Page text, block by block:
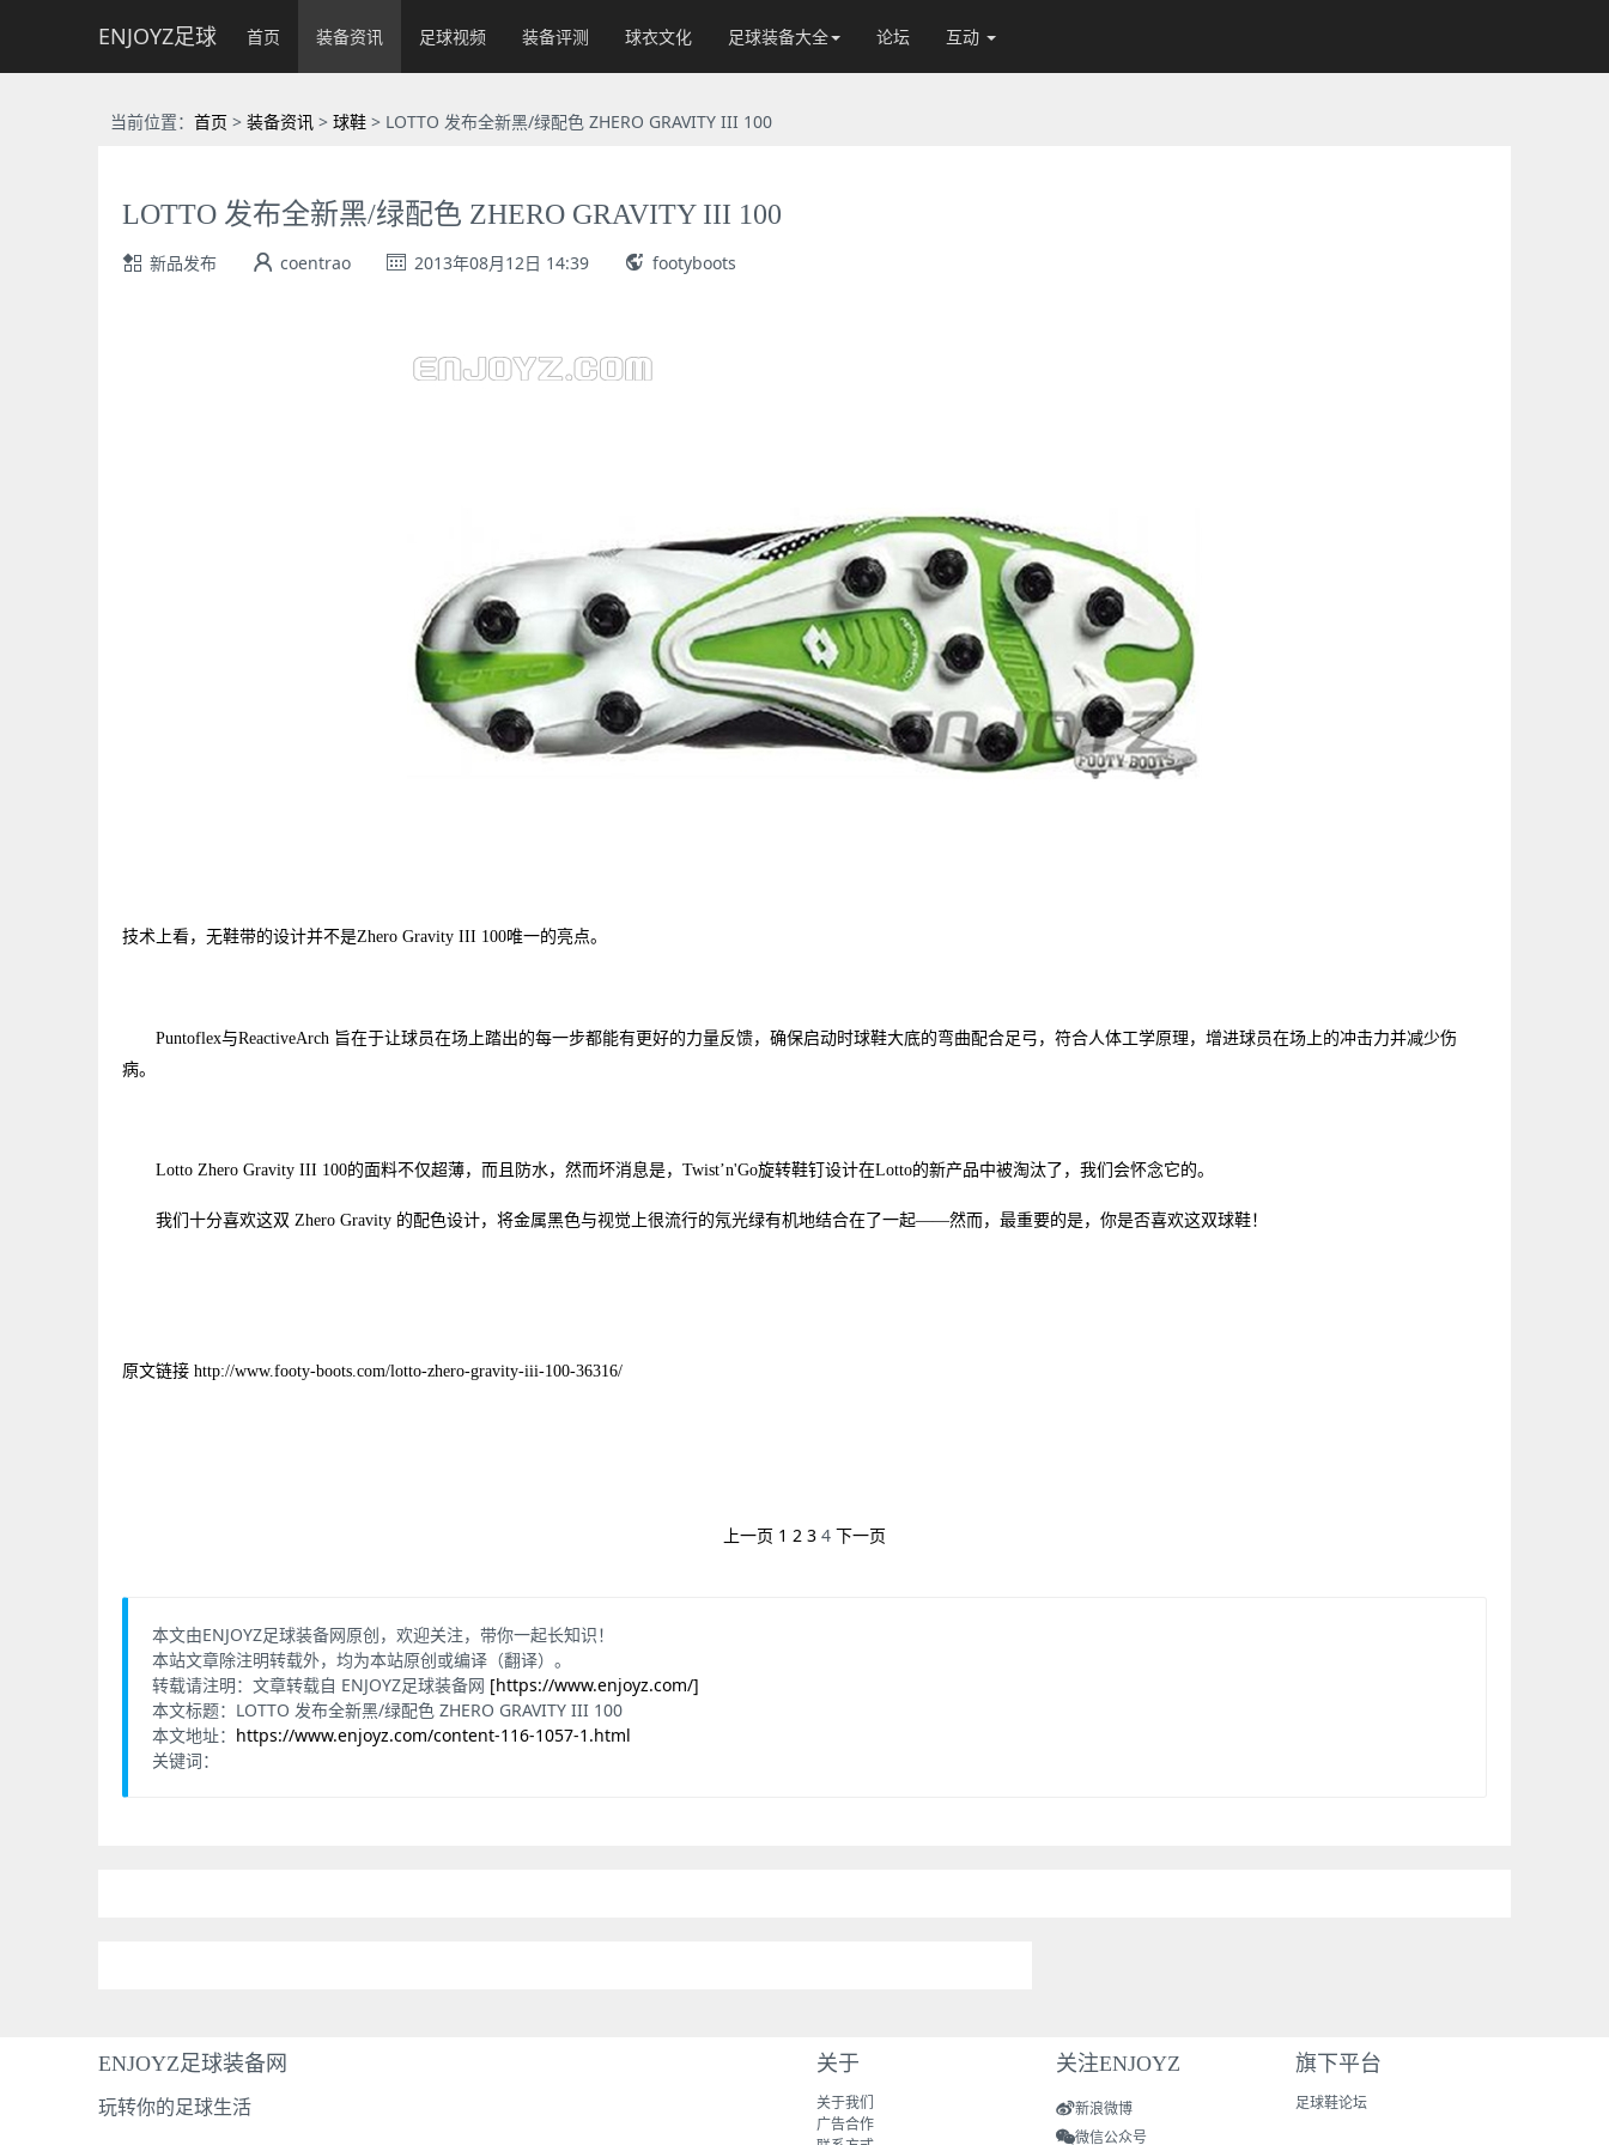
ENJOYZ足球 首页 装备资讯 足球视频 装备评测 球衣文化 足球装备大全 论坛 互动
当前位置： 首页 > 装备资讯 > 球鞋 > LOTTO 发布全新黑/绿配色 ZHERO GRAVITY III 100
LOTTO 发布全新黑/绿配色 ZHERO GRAVITY III 100
新品发布 coentrao 2013年08月12日 14:39 footyboots
技术上看，无鞋带的设计并不是Zhero Gravity III 100唯一的亮点。
Puntoflex与ReactiveArch 旨在于让球员在场上踏出的每一步都能有更好的力量反馈，确保启动时球鞋大底的弯曲配合足弓，符合人体工学原理，增进球员在场上的冲击力并减少伤
病。
Lotto Zhero Gravity III 100的面料不仅超薄，而且防水，然而坏消息是，Twist’n'Go旋转鞋钉设计在Lotto的新产品中被淘汰了，我们会怀念它的。
我们十分喜欢这双 Zhero Gravity 的配色设计，将金属黑色与视觉上很流行的氖光绿有机地结合在了一起——然而，最重要的是，你是否喜欢这双球鞋！
原文链接 http://www.footy-boots.com/lotto-zhero-gravity-iii-100-36316/
上一页 1 2 3 4 下一页
本文由ENJOYZ足球装备网原创，欢迎关注，带你一起长知识！
本站文章除注明转载外，均为本站原创或编译（翻译）。
转载请注明：文章转载自 ENJOYZ足球装备网 [https://www.enjoyz.com/]
本文标题：LOTTO 发布全新黑/绿配色 ZHERO GRAVITY III 100
本文地址： https://www.enjoyz.com/content-116-1057-1.html
关键词：
ENJOYZ足球装备网
玩转你的足球生活
关于
关于我们
广告合作
关注ENJOYZ
新浪微博
微信公众号
旗下平台
足球鞋论坛